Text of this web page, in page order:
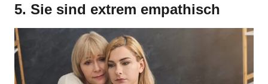
5. Sie sind extrem empathisch